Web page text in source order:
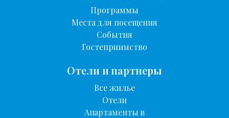
Программы
Места для посещения
События
Гостеприимство
Отели и партнеры
Все жилье
Отели
Апартаменты в